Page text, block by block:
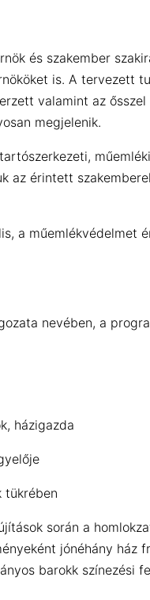
és szakember
is. A tervezett
valamint az
megjelenik.
az érintett
a műemlékvédelmet
nevében, a
házigazda
tükrében
során a
jónéhány ház
barokk színezési